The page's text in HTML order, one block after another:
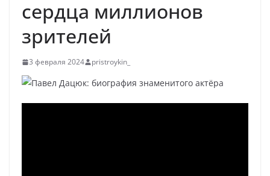
сердца миллионов
зрителей
3 февраля 2024 pristroykin_